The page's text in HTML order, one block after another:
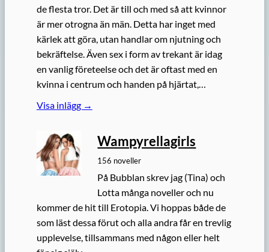
de flesta tror. Det är till och med så att kvinnor
är mer otrogna än män. Detta har inget med
kärlek att göra, utan handlar om njutning och
bekräftelse. Även sex i form av trekant är idag
en vanlig företeelse och det är oftast med en
kvinna i centrum och handen på hjärtat,…
Visa inlägg →
Wampyrellagirls
156 noveller
På Bubblan skrev jag (Tina) och
Lotta många noveller och nu
kommer de hit till Erotopia. Vi hoppas både de
som läst dessa förut och alla andra får en trevlig
upplevelse, tillsammans med någon eller helt